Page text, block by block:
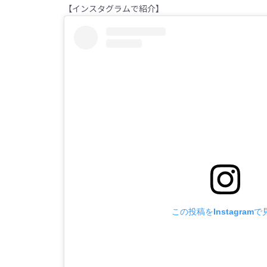
【インスタグラムで紹介】
この投稿をInstagramで